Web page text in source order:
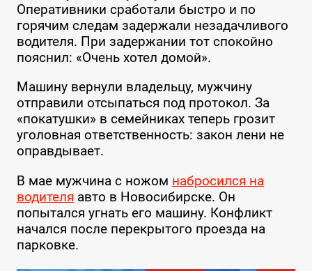
Оперативники сработали быстро и по
горячим следам задержали незадачливого
водителя. При задержании тот спокойно
пояснил: «Очень хотел домой».
Машину вернули владельцу, мужчину
отправили отсыпаться под протокол. За
«покатушки» в семейниках теперь грозит
уголовная ответственность: закон лени не
оправдывает.
В мае мужчина с ножом набросился на
водителя авто в Новосибирске. Он
попытался угнать его машину. Конфликт
начался после перекрытого проезда на
парковке.